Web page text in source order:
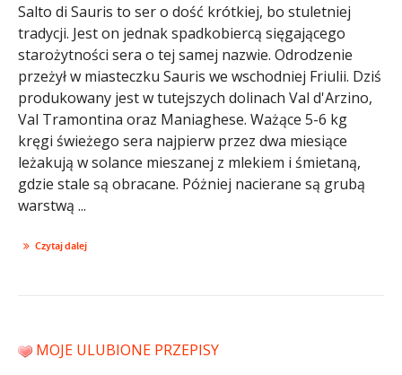
Salto di Sauris to ser o dość krótkiej, bo stuletniej
tradycji. Jest on jednak spadkobiercą sięgającego
starożytności sera o tej samej nazwie. Odrodzenie
przeżył w miasteczku Sauris we wschodniej Friulii. Dziś
produkowany jest w tutejszych dolinach Val d'Arzino,
Val Tramontina oraz Maniaghese. Ważące 5-6 kg
kręgi świeżego sera najpierw przez dwa miesiące
leżakują w solance mieszanej z mlekiem i śmietaną,
gdzie stale są obracane. Póżniej nacierane są grubą
warstwą ...
Czytaj dalej
MOJE ULUBIONE PRZEPISY